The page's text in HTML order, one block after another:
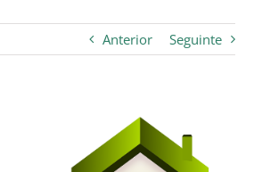
Anterior Seguinte